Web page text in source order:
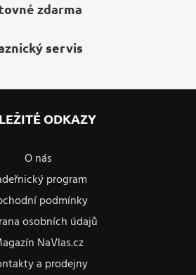
zdarma
servis
ODKAZY
O nás
program
podmínky
osobních údajů
NaVlas.cz
a prodejny